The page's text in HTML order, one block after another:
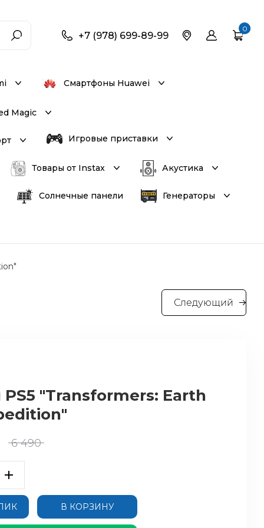
+7 (978) 699-89-99
0
Смартфоны Huawei
Magic
Игровые приставки
Товары от Instax Акустика
Солнечные панели Генераторы
Следующий
"Transformers: Earth
6 490
В КОРЗИНУ